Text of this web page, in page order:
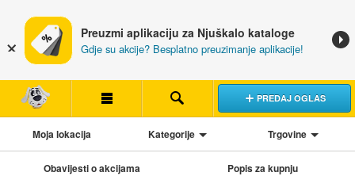
Preuzmi aplikaciju za Njuškalo kataloge
Gdje su akcije? Besplatno preuzimanje aplikacije!
PREDAJ OGLAS
Moja lokacija Kategorije Trgovine
Obavijesti o akcijama Popis za kupnju